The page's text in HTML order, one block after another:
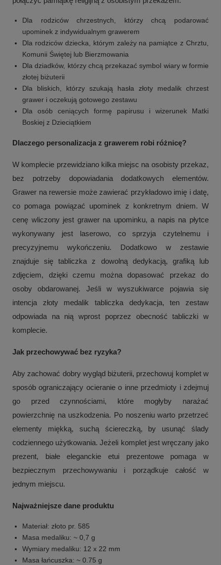
Dla rodziców chrzestnych, którzy chcą podarować
upominek z indywidualnym grawerem
Dla rodziców dziecka, którym zależy na pamiątce z Chrztu,
Komunii Świętej lub Bierzmowania
Dla dziadków, którzy chcą przekazać symbol wiary w formie
złotej biżuterii
Dla bliskich, którzy szukają hasła złoty medalik chrzest
grawer i oczekują gotowego zestawu
Dla osób ceniących formę papirusu i wizerunek Matki
Boskiej z Dzieciątkiem
Dlaczego personalizacja z grawerem robi różnicę?
W komplecie przewidziano kilka miejsc na osobisty przekaz,
bez potrzeby dopowiadania dodatkowych elementów.
Grawer na rewersie może zawierać przykładowo imię i datę,
co pomaga powiązać upominek z konkretnym dniem. W
cenę wliczony jest grawer na upominku, a napis na płytce
wykonywany jest laserowo, co sprzyja czytelnemu i
precyzyjnemu wykończeniu. Dodatkowo w zestawie
znajduje się tabliczka z dowolną dedykacją, grafiką lub
zdjęciem, dzięki czemu można dopasować przekaz do
osoby obdarowanej. Jeśli w wyszukiwarce pojawia się
intencja złoty medalik tabliczka dedykacja, ten zestaw
odpowiada na nią wprost poprzez obecność tabliczki w
komplecie.
Jak przechowywać bez ryzyka?
Aby zachować dobry wygląd biżuterii, przechowuj komplet w
sposób ograniczający ocieranie o inne przedmioty i zdejmuj
go przed czynnościami, które mogłyby narażać
powierzchnię na uszkodzenia. Po noszeniu warto przetrzeć
elementy miękką, suchą ściereczką, by usunąć ślady
codziennego użytkowania. Jeżeli komplet jest wręczany jako
prezent, białe eleganckie etui prezentowe pomaga w
bezpiecznym przechowywaniu i porządkuje całość w
jednym miejscu.
Najważniejsze dane produktu
Materiał: złoto pr. 585
Masa medaliku: ~ 0,7 g
Wymiary medaliku: 12 x 22 mm
Masa łańcuszka: ~ 0.75 g